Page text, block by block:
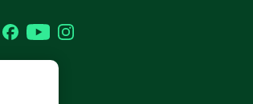
TwitterFacebook
YouTubeInstagram